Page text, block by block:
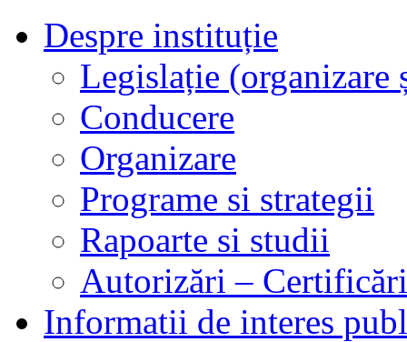
Despre instituție
Legislație
Conducere
Organizare
Programe si strategii
Rapoarte si studii
Autorizări –
Informatii de interes